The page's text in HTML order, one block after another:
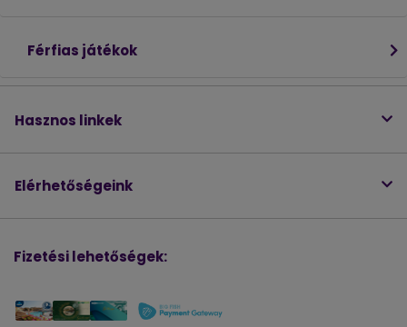
Férfias játékok
Hasznos linkek
Elérhetőségeink
Fizetési lehetőségek: